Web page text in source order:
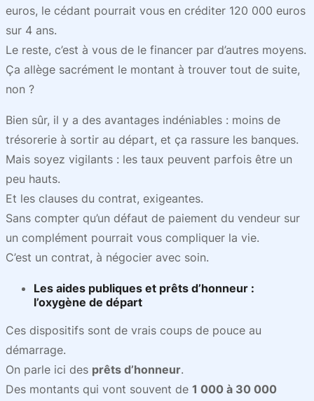
euros, le cédant pourrait vous en créditer 120 000 euros
sur 4 ans.
Le reste, c’est à vous de le financer par d’autres moyens.
Ça allège sacrément le montant à trouver tout de suite,
non ?
Bien sûr, il y a des avantages indéniables : moins de
trésorerie à sortir au départ, et ça rassure les banques.
Mais soyez vigilants : les taux peuvent parfois être un
peu hauts.
Et les clauses du contrat, exigeantes.
Sans compter qu’un défaut de paiement du vendeur sur
un complément pourrait vous compliquer la vie.
C’est un contrat, à négocier avec soin.
Les aides publiques et prêts d’honneur :
l’oxygène de départ
Ces dispositifs sont de vrais coups de pouce au
démarrage.
On parle ici des prêts d’honneur.
Des montants qui vont souvent de 1 000 à 30 000